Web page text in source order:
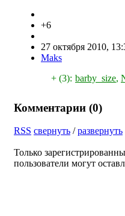
+6
27 октября 2010,
Maks
+ (3): barby_size,
Комментарии (0)
RSS свернуть /развернуть
Только
пользователи могут